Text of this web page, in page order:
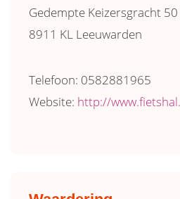
Gedempte Keizersgracht 50
8911 KL Leeuwarden
Telefoon: 0582881965
Website: http://